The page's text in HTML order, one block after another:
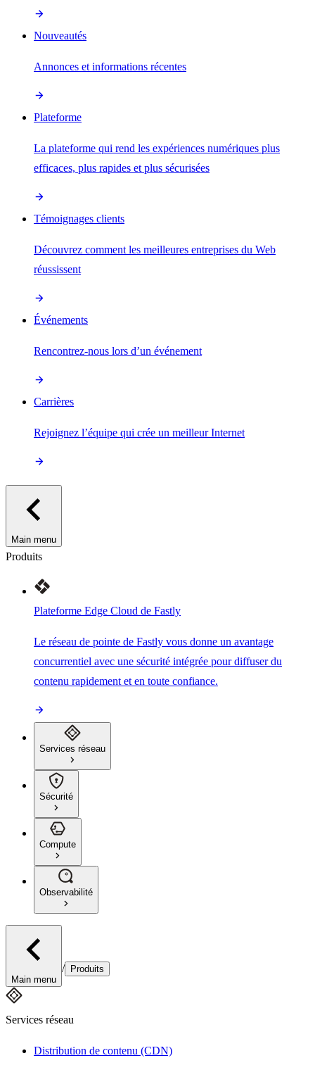
Nouveautés
Annonces et informations récentes
Plateforme
La plateforme qui rend les expériences numériques plus
efficaces, plus rapides et plus sécurisées
Témoignages clients
Découvrez comment les meilleures entreprises du Web
réussissent
Événements
Rencontrez-nous lors d’un événement
Carrières
Rejoignez l’équipe qui crée un meilleur Internet
Main menu
Produits
Plateforme Edge Cloud de Fastly
Le réseau de pointe de Fastly vous donne un avantage
concurrentiel avec une sécurité intégrée pour diffuser du
contenu rapidement et en toute confiance.
Services réseau
Sécurité
Compute
Observabilité
Main menu
/ Produits
Services réseau
Distribution de contenu (CDN)